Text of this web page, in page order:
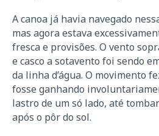
A canoa já havia navegado
mas agora estava
fresca e provisões. O vento
e casco a sotavento foi sendo
da linha d’água. O movimento
fosse ganhando
lastro de um só lado, até
após o pôr do sol.